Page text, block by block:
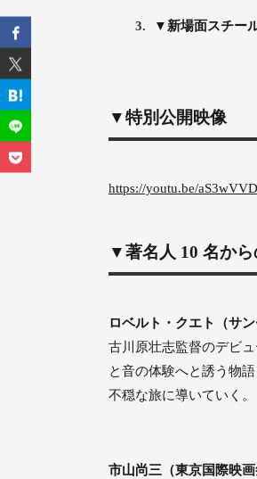
3. ▼新場面スチー
▼特別公開映像
https://youtu.be/
▼著名人 10 名か
ロベルト・クエト（サ
古川原壮志監督のデビ
と⾳の体験へと誘う物
不穏な旅に導いていく。
市⼭尚三（東京国際映